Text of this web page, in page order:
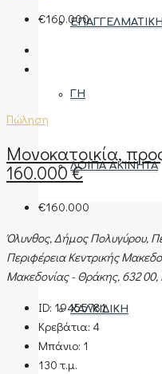
ΓΗ
ΛΟΙΠΆ ΑΚΊΝΗΤΑ
ΠΕΡΙΟΧΈΣ
ΧΑΛΚΙΔΙΚΉ
€160.000
Πώληση
Μονοκατοικία,
160.000 €
€160.000
Όλυνθος, Δήμος Πολυγύρου,
Περιφέρεια Κεντρικής
Μακεδονίας - Θράκης, 632
ID: 19455781
Κρεβάτια: 4
Μπάνιο: 1
130 τ.μ.